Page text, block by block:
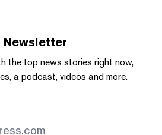
Newsletter
the top news stories right now,
a podcast, videos and more.